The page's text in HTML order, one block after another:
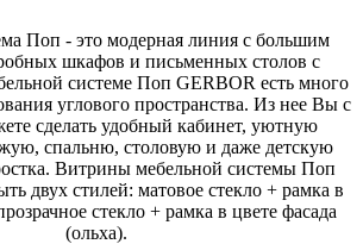
Поп - это модерная линия с большим
шкафов и письменных столов с
системе Поп GERBOR есть много
углового пространства. Из нее Вы с
сделать удобный кабинет, уютную
спальню, столовую и даже детскую
Витрины мебельной системы Поп
двух стилей: матовое стекло + рамка в
стекло + рамка в цвете фасада
(ольха).